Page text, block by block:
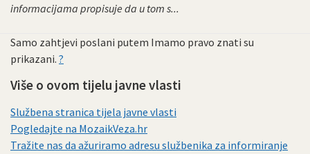
informacijama propisuje da u tom s...
Samo zahtjevi poslani putem Imamo pravo znati su
prikazani. ?
Više o ovom tijelu javne vlasti
Službena stranica tijela javne vlasti
Pogledajte na MozaikVeza.hr
Tražite nas da ažuriramo adresu službenika za informiranje